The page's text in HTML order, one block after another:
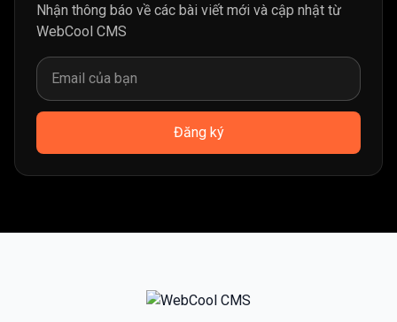
Nhận thông báo về các bài viết mới và cập nhật từ
WebCool CMS
Đăng ký